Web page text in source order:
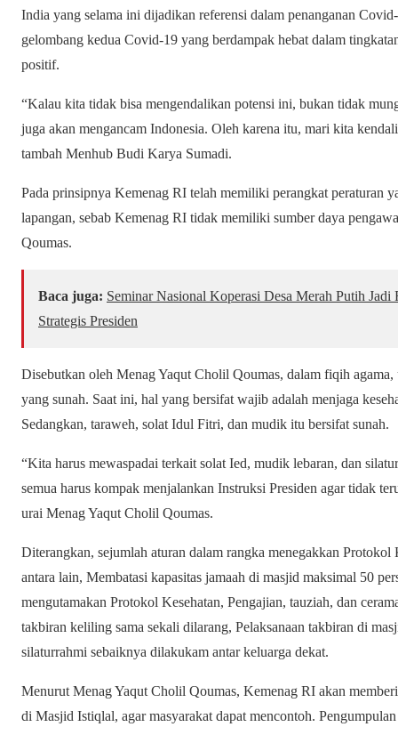
India yang selama ini dijadikan referensi dalam penanganan
gelombang kedua Covid-19 yang berdampak hebat dalam
positif.
“Kalau kita tidak bisa mengendalikan potensi ini, bukan tidak
juga akan mengancam Indonesia. Oleh karena itu, mari kita
tambah Menhub Budi Karya Sumadi.
Pada prinsipnya Kemenag RI telah memiliki perangkat peraturan
lapangan, sebab Kemenag RI tidak memiliki sumber daya
Qoumas.
Baca juga: Seminar Nasional Koperasi Desa Merah Putih Jadi
Strategis Presiden
Disebutkan oleh Menag Yaqut Cholil Qoumas, dalam fiqih
yang sunah. Saat ini, hal yang bersifat wajib adalah menjaga
Sedangkan, taraweh, solat Idul Fitri, dan mudik itu bersifat sunah.
“Kita harus mewaspadai terkait solat Ied, mudik lebaran, dan
semua harus kompak menjalankan Instruksi Presiden agar tidak
urai Menag Yaqut Cholil Qoumas.
Diterangkan, sejumlah aturan dalam rangka menegakkan Protokol
antara lain, Membatasi kapasitas jamaah di masjid maksimal 50
mengutamakan Protokol Kesehatan, Pengajian, tauziah, dan
takbiran keliling sama sekali dilarang, Pelaksanaan takbiran di
silaturrahmi sebaiknya dilakukam antar keluarga dekat.
Menurut Menag Yaqut Cholil Qoumas, Kemenag RI akan
di Masjid Istiqlal, agar masyarakat dapat mencontoh.